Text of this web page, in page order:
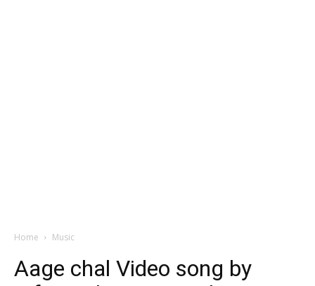
Home Music
Aage chal Video song by